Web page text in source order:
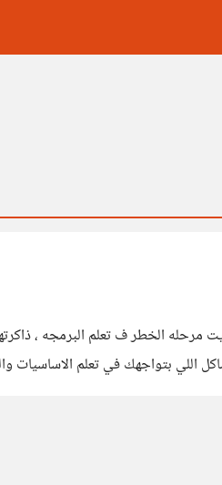
الخطر ف تعلم البرمجه ،
اللي بتواجهك في تعلم